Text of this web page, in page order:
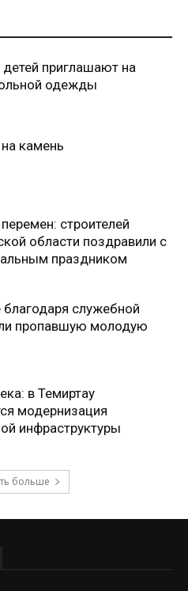
детей приглашают на
одежды
камень
строителей
области поздравили с
праздником
благодаря служебной
пропавшую молодую
в Темиртау
модернизация
инфраструктуры
больше